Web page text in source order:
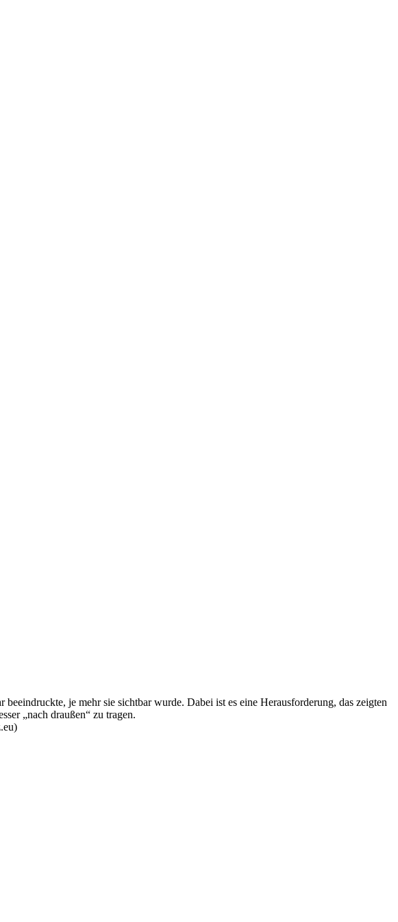
je mehr sie sichtbar wurde. Dabei ist es eine Herausforderung, das zeigten
„nach draußen“ zu tragen.